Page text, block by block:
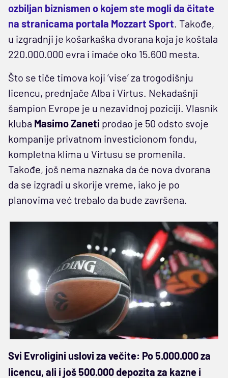
ozbiljan biznismen o kojem ste mogli da čitate
na stranicama portala Mozzart Sport. Takođe,
u izgradnji je košarkaška dvorana koja je koštala
220.000.000 evra i imaće oko 15.600 mesta.
Što se tiče timova koji ’vise’ za trogodišnju
licencu, prednjače Alba i Virtus. Nekadašnji
šampion Evrope je u nezavidnoj poziciji. Vlasnik
kluba Masimo Zaneti prodao je 50 odsto svoje
kompanije privatnom investicionom fondu,
kompletna klima u Virtusu se promenila.
Takođe, još nema naznaka da će nova dvorana
da se izgradi u skorije vreme, iako je po
planovima već trebalo da bude završena.
Svi Evroligini uslovi za večite: Po 5.000.000 za
licencu, ali i još 500.000 depozita za kazne i